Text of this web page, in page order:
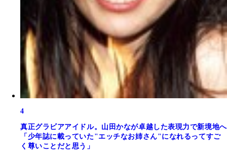
4
真正グラビアアイドル。山田かなが卓越した表現力で新境地へ
「少年誌に載っていた"エッチなお姉さん"になれるってすご
く尊いことだと思う」